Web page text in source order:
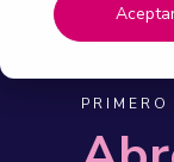
PRIMERO